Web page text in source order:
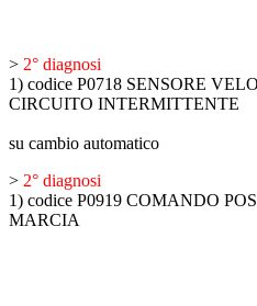
> 2° diagnosi
1) codice P0718 SENSORE
CIRCUITO INTERMITTENTE
su cambio automatico
> 2° diagnosi
1) codice P0919 COMANDO
MARCIA